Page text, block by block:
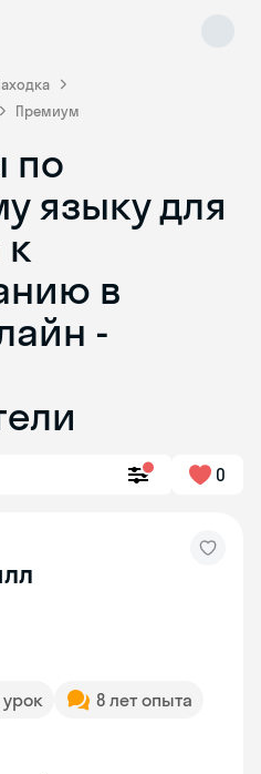
Премиум
по
языку для
к
в
-
0
урок
8 лет опыта